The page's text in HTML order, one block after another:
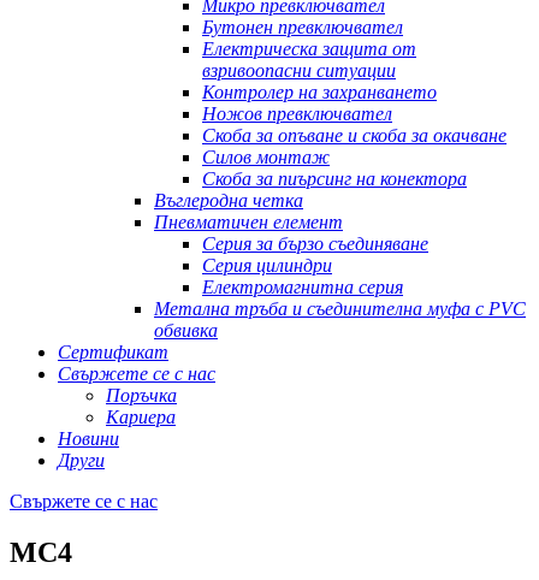
Микро превключвател
Бутонен превключвател
Електрическа защита от
взривоопасни ситуации
Контролер на захранването
Ножов превключвател
Скоба за опъване и скоба за окачване
Силов монтаж
Скоба за пиърсинг на конектора
Въглеродна четка
Пневматичен елемент
Серия за бързо съединяване
Серия цилиндри
Електромагнитна серия
Метална тръба и съединителна муфа с PVC
обвивка
Сертификат
Свържете се с нас
Поръчка
Кариера
Новини
Други
Свържете се с нас
MC4